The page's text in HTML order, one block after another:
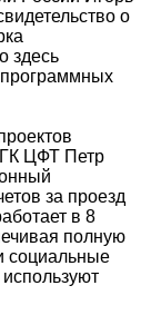
о
здесь
ЦФТ Петр
за проезд
в 8
полную
социальные